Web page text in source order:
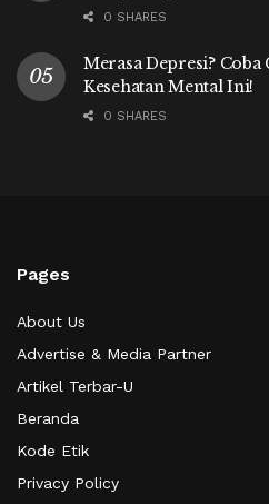
0 SHARES
Merasa Depresi? Coba
Kesehatan Mental Ini!
0 SHARES
Pages
About Us
Advertise & Media Partner
Artikel Terbar-U
Beranda
Kode Etik
Privacy Policy